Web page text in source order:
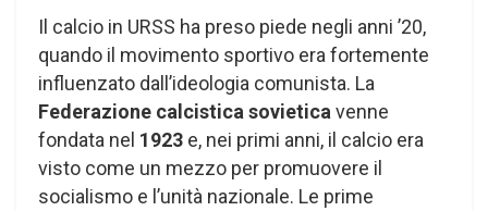
Il calcio in URSS ha preso piede negli anni ’20,
quando il movimento sportivo era fortemente
influenzato dall’ideologia comunista. La
Federazione calcistica sovietica venne
fondata nel 1923 e, nei primi anni, il calcio era
visto come un mezzo per promuovere il
socialismo e l’unità nazionale. Le prime